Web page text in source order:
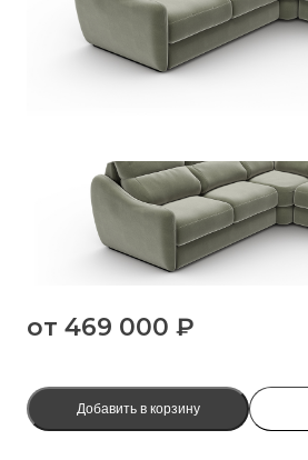
от 469 000 ₽
Добавить в корзину